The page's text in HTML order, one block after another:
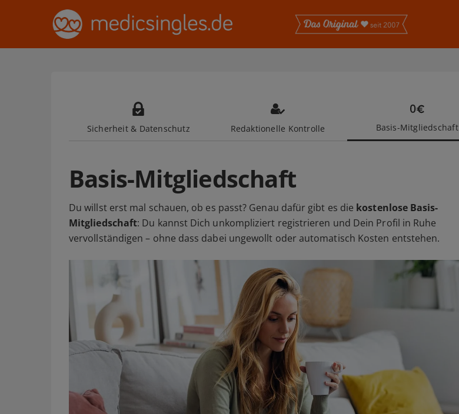
Sicherheit & Datenschutz Redaktionelle Kontrolle Basis-Mitgliedschaft
Basis-Mitgliedschaft
Du willst erst mal schauen, ob es passt? Genau dafür gibt es die kostenlose Basis-
Mitgliedschaft: Du kannst Dich unkompliziert registrieren und Dein Profil in Ruhe
vervollständigen – ohne dass dabei ungewollt oder automatisch Kosten entstehen.